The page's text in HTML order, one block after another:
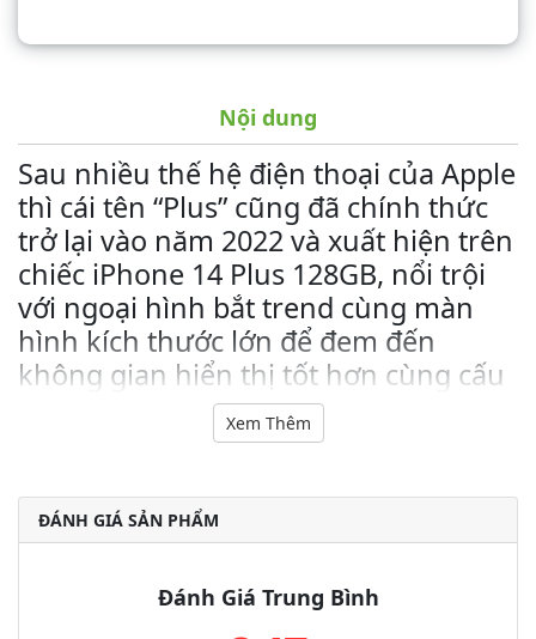
Nội dung
Sau nhiều thế hệ điện thoại của Apple
thì cái tên “Plus” cũng đã chính thức
trở lại vào năm 2022 và xuất hiện trên
chiếc iPhone 14 Plus 128GB, nổi trội
với ngoại hình bắt trend cùng màn
hình kích thước lớn để đem đến
không gian hiển thị tốt hơn cùng cấu
hình mạnh mẽ không đổi so với bản
hình góc cạnh
không đổi, vẫn sẽ là cạnh viền vuông vức đi kèm với mặt lưng
phẳng để tạo nên cái nhìn bắt trend và đặc trưng.
Xem Thêm
ĐÁNH GIÁ SẢN PHẨM
Đánh Giá Trung Bình